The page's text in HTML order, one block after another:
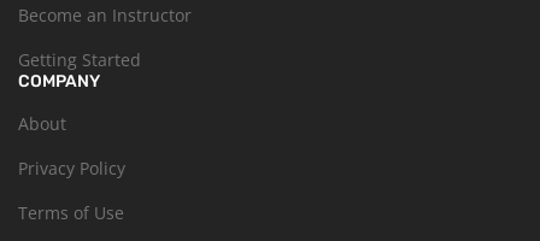
Become an Instructor
Getting Started
COMPANY
About
Privacy Policy
Terms of Use